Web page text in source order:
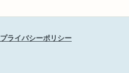
プライバシーポリシー